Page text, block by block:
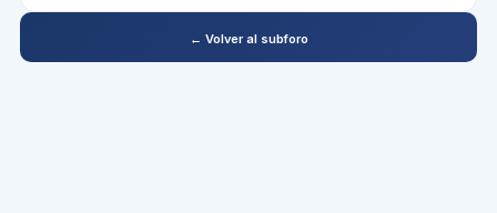
← Volver al subforo